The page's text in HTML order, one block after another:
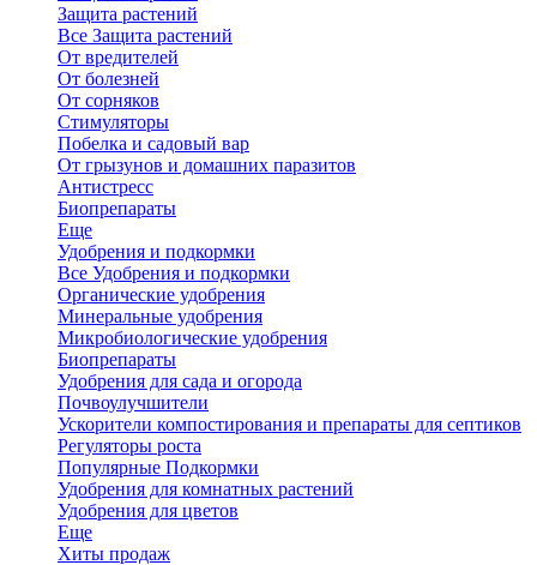
Защита растений
Все Защита растений
От вредителей
От болезней
От сорняков
Стимуляторы
Побелка и садовый вар
От грызунов и домашних паразитов
Антистресс
Биопрепараты
Еще
Удобрения и подкормки
Все Удобрения и подкормки
Органические удобрения
Минеральные удобрения
Микробиологические удобрения
Биопрепараты
Удобрения для сада и огорода
Почвоулучшители
Ускорители компостирования и препараты для септиков
Регуляторы роста
Популярные Подкормки
Удобрения для комнатных растений
Удобрения для цветов
Еще
Хиты продаж